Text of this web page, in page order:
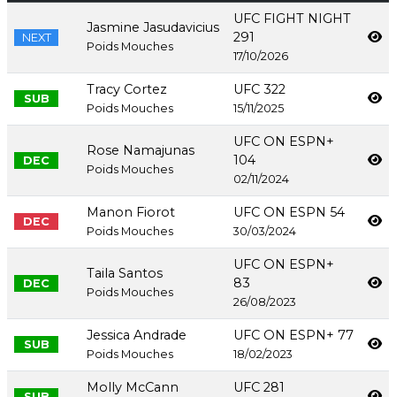
NEXT
Jasmine Jasudavicius
Poids Mouches
UFC FIGHT NIGHT
291
17/10/2026
SUB
Tracy Cortez
Poids Mouches
UFC 322
15/11/2025
DEC
Rose Namajunas
Poids Mouches
UFC ON ESPN+
104
02/11/2024
DEC
Manon Fiorot
Poids Mouches
UFC ON ESPN 54
30/03/2024
DEC
Taila Santos
Poids Mouches
UFC ON ESPN+
83
26/08/2023
SUB
Jessica Andrade
Poids Mouches
UFC ON ESPN+ 77
18/02/2023
Molly McCann UFC 281